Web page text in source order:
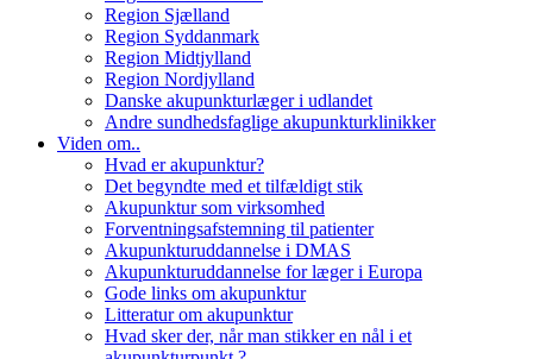
Region Sjælland
Region Syddanmark
Region Midtjylland
Region Nordjylland
Danske akupunkturlæger i udlandet
Andre sundhedsfaglige akupunkturklinikker
Viden om..
Hvad er akupunktur?
Det begyndte med et tilfældigt stik
Akupunktur som virksomhed
Forventningsafstemning til patienter
Akupunkturuddannelse i DMAS
Akupunkturuddannelse for læger i Europa
Gode links om akupunktur
Litteratur om akupunktur
Hvad sker der, når man stikker en nål i et